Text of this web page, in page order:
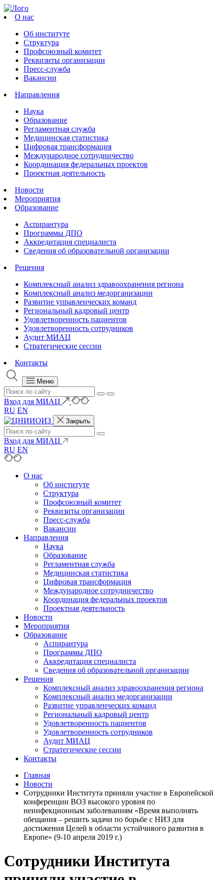
О нас
Об институте
Структура
Профсоюзный комитет
Реквизиты организации
Пресс-служба
Вакансии
Направления
Наука
Образование
Регламентная служба
Медицинская статистика
Цифровая трансформация
Международное сотрудничество
Координация федеральных проектов
Проектная деятельность
Новости
Мероприятия
Образование
Аспирантура
Программы ДПО
Аккредитация специалиста
Сведения об образовательной организации
Решения
Комплексный анализ здравоохранения региона
Комплексный анализ медорганизации
Развитие управленческих команд
Региональный кадровый центр
Удовлетворенность пациентов
Удовлетворенность сотрудников
Аудит МИАЦ
Стратегические сессии
Контакты
Меню
Вход для МИАЦ
RU EN
Закрыть
Вход для МИАЦ
RU EN
О нас
Об институте
Структура
Профсоюзный комитет
Реквизиты организации
Пресс-служба
Вакансии
Направления
Наука
Образование
Регламентная служба
Медицинская статистика
Цифровая трансформация
Международное сотрудничество
Координация федеральных проектов
Проектная деятельность
Новости
Мероприятия
Образование
Аспирантура
Программы ДПО
Аккредитация специалиста
Сведения об образовательной организации
Решения
Комплексный анализ здравоохранения региона
Комплексный анализ медорганизации
Развитие управленческих команд
Региональный кадровый центр
Удовлетворенность пациентов
Удовлетворенность сотрудников
Аудит МИАЦ
Стратегические сессии
Контакты
Главная
Новости
Сотрудники Института приняли участие в Европейской
конференции ВОЗ высокого уровня по
неинфекционным заболеваниям «Время выполнять
обещания – решить задачи по борьбе c НИЗ для
достижения Целей в области устойчивого развития в
Европе» (9-10 апреля 2019 г.)
Сотрудники Института